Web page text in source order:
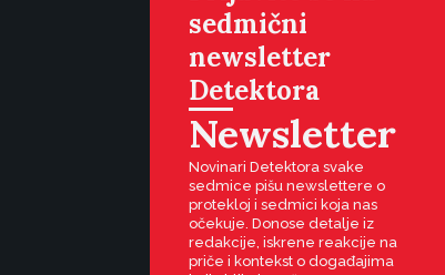
sedmični
newsletter
Detektora
Newsletter
Novinari Detektora svake
sedmice pišu newslettere o
protekloj i sedmici koja nas
očekuje. Donose detalje iz
redakcije, iskrene reakcije na
priče i kontekst o događajima